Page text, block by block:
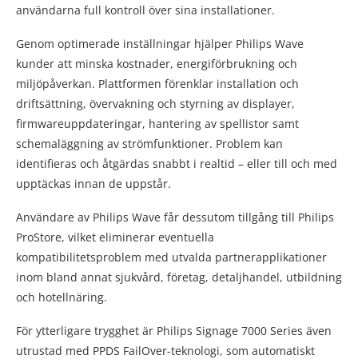
användarna full kontroll över sina installationer.
Genom optimerade inställningar hjälper Philips Wave
kunder att minska kostnader, energiförbrukning och
miljöpåverkan. Plattformen förenklar installation och
driftsättning, övervakning och styrning av displayer,
firmwareuppdateringar, hantering av spellistor samt
schemaläggning av strömfunktioner. Problem kan
identifieras och åtgärdas snabbt i realtid – eller till och med
upptäckas innan de uppstår.
Användare av Philips Wave får dessutom tillgång till Philips
ProStore, vilket eliminerar eventuella
kompatibilitetsproblem med utvalda partnerapplikationer
inom bland annat sjukvård, företag, detaljhandel, utbildning
och hotellnäring.
För ytterligare trygghet är Philips Signage 7000 Series även
utrustad med PPDS FailOver-teknologi, som automatiskt